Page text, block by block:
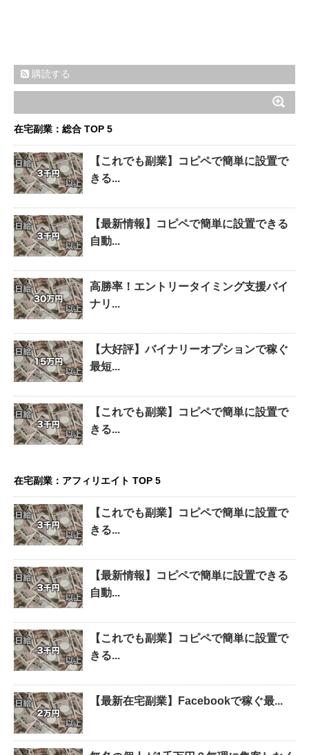
購読する
在宅副業：総合 TOP 5
【これでも副業】コピペで簡単に設置で
きる...
【最新情報】コピペで簡単に設置できる
自動...
高勝率！エントリータイミング支援バイ
ナリ...
【大好評】バイナリーオプションで稼ぐ
最短...
【これでも副業】コピペで簡単に設置で
きる...
在宅副業：アフィリエイト TOP 5
【これでも副業】コピペで簡単に設置で
きる...
【最新情報】コピペで簡単に設置できる
自動...
【これでも副業】コピペで簡単に設置で
きる...
【最新在宅副業】Facebookで稼ぐ最...